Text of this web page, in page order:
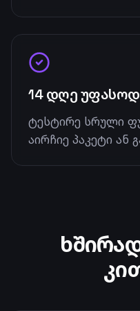
14 დღე უფასოდ
ტესტირე სრული
აირჩიე პაკეტი ან